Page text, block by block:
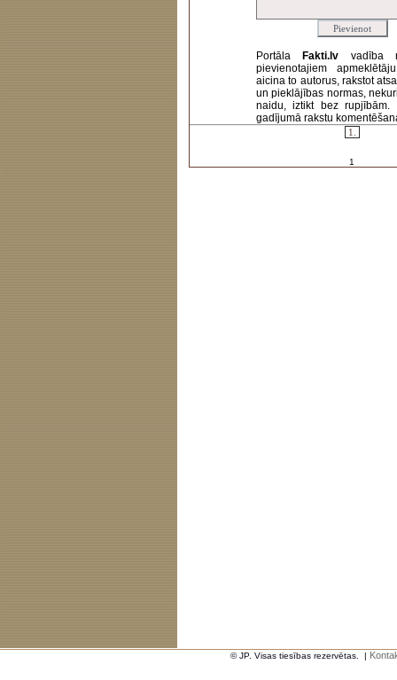
Portāla Fakti.lv vadība
pievienotajiem
aicina to autorus, rakstot
un pieklājības normas,
naidu, iztikt bez rupjībām.
gadījumā rakstu
1.
1
© JP. Visas tiesības rezervētas. |